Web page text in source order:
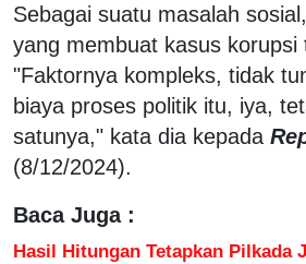
Sebagai suatu masalah
yang membuat kasus korupsi
"Faktornya kompleks, tidak
biaya proses politik itu, iya,
satunya," kata dia kepada
(8/12/2024).
Baca Juga :
Hasil Hitungan Tetapkan Pilkada